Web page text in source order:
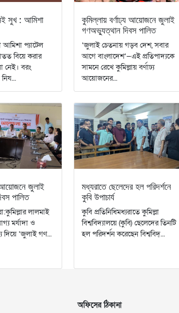
সুখ : আমিশা
আমিশা প্যাটেল
বিয়ে করার
নেই। বরং
কুমিল্লায় বর্ণাঢ্য আয়োজনে জুলাই
গণঅভ্যুত্থান দিবস পালিত
‘জুলাই চেতনায় গড়ব দেশ, সবার
আগে বাংলাদেশ’—এই প্রতিপাদ্যকে
সামনে রেখে কুমিল্লায় বর্ণাঢ্য
আয়োজনের...
আয়োজনে জুলাই
পালিত
লালমাই
মর্যাদা ও
দিয়ে ‘জুলাই গণ...
মধ্যরাতে ছেলেদের হল পরিদর্শনে
কুবি উপাচার্য
‎‎কুবি প্রতিনিধি‎‎মধ্যরাতে কুমিল্লা
বিশ্ববিদ্যালয়ে (কুবি) ছেলেদের তিনটি
হল পরিদর্শন করেছেন বিশ্ববিদ্...
অফিসের ঠিকানা